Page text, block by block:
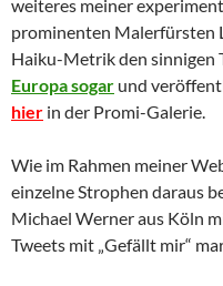
weiteres meiner
prominenten Malerfürsten
Haiku-Metrik den sinnigen
Europa sogar und
hier in der Promi-Galerie.
Wie im Rahmen meiner
einzelne Strophen daraus
Michael Werner aus Köln
Tweets mit „Gefällt mir“